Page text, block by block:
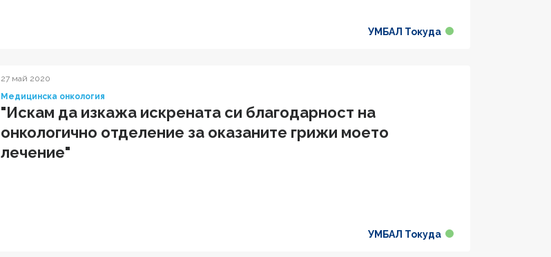
УМБАЛ Токуда
27 май 2020
Медицинска онкология
"Искам да изкажа искрената си благодарност на
онкологично отделение за оказаните грижи моето
лечение"
УМБАЛ Токуда